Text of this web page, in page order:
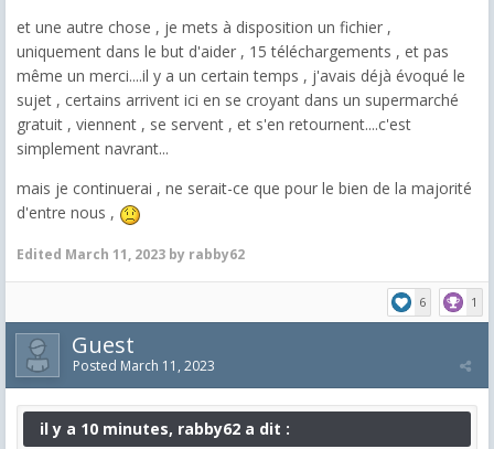
et une autre chose , je mets à disposition un fichier ,
uniquement dans le but d'aider , 15 téléchargements , et pas
même un merci....il y a un certain temps , j'avais déjà évoqué le
sujet , certains arrivent ici en se croyant dans un supermarché
gratuit , viennent , se servent , et s'en retournent....c'est
simplement navrant...
mais je continuerai , ne serait-ce que pour le bien de la majorité
d'entre nous ,
Edited March 11, 2023 by rabby62
6 1
Guest
Posted March 11, 2023
il y a 10 minutes, rabby62 a dit :